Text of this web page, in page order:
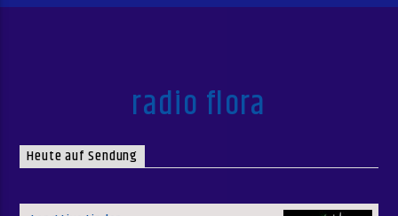
radio flora
Heute auf Sendung